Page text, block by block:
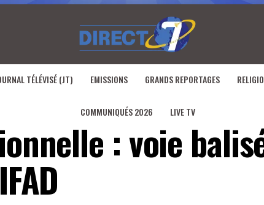
TÉLÉVISÉ (JT) EMISSIONS GRANDS REPORTAGES
COMMUNIQUÉS 2026 LIVE TV
: voie